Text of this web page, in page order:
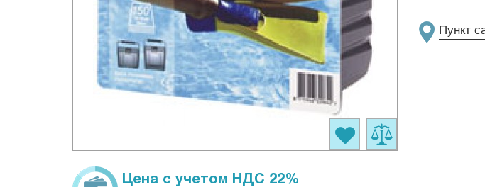
Пункт
Цена с учетом НДС 22%